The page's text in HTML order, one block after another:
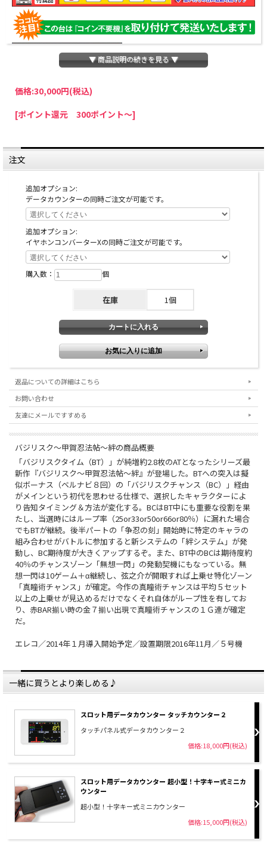
パチスロわっしょいでは、全ての台に「コイン不要機」を無料で取り付けて発送さ
せていただいております。コイン不要機をご利用になられますと、コインが必要な
ていただきましたら、ご注文価格より2000円引きいたします。
※在庫切れの台でも入荷している場合がありますので、電話かメールにてお問い合
わせ下さい。
訳あり詳細
・こちらの商品はウーファー基盤不良のため、ウーフ
ァーからの音声出力が行えません。メインスピーカー
からの出力は問題なく遊技に支障はございませんが、
保証対象外となりますのでご了承の上ご購入をお願い
致します。ウーファー本体は取り外した状態での出荷
となります。
・トップランプの天面の一部にメッキ剥げがございま
注意事項
※こちらの台は、経年劣化により、リールの塗装が剥
げやすくなっております。補修などができないため、
ご納得いただける方のみご注文を承ります。
※経年劣化により短時間の電源オフでバックアップエ
ラー(rr)が発生する可能性がございますが、こちらは
保証対象外となりますので予めご了承ください。
※本機はメンテナンスに長めの日数をいただく場合が
ございます。5営業日以内の発送やお届け希望日に沿
えない場合がございますのでお急ぎの方はご注意くだ
さい。
▼ 商品説明の続きを見る ▼
価格:30,000円(税込)
[ポイント還元 300ポイント～]
注文
追加オプション:
データカウンターの同時ご注文が可能です。
追加オプション:
イヤホンコンバーターXの同時ご注文が可能です。
購入数： 個
在庫 1個
返品についての詳細はこちら
お問い合わせ
友達にメールですすめる
バジリスク～甲賀忍法帖～絆の商品概要
「バジリスクタイム（BT）」が純増約2.8枚のATとなったシリーズ最
新作『バジリスク～甲賀忍法帖～絆』が登場した。BTへの突入は擬
似ボーナス（ベルナビ８回）の「バジリスクチャンス（BC）」経由
がメインという初代を思わせる仕様で、選択したキャラクターによ
り告知タイミング＆方法が変化する。BCはBT中にも重要な役割を果
たし、当選時にはループ率（25or33or50or66or80％）に漏れた場合
でもBTが継続。後半パートの「争忍の刻」開始時に特定のキャラの
組み合わせがバトルに参加すると新システムの「絆システム」が発
動し、BC期待度が大きくアップするぞ。また、BT中のBCは期待度約
40％のチャンスゾーン「無想一閃」の発動契機にもなっている。無
想一閃は10ゲーム＋α継続し、弦之介が開眼すれば上乗せ特化ゾーン
「真瞳術チャンス」が確定。今作の真瞳術チャンスは平均５セット
以上の上乗せが見込めるだけでなくそれ自体がループ性を有してお
り、赤BAR揃い時の金７揃い出現で真瞳術チャンスの１Ｇ連が確定
だ。
エレコ／2014年１月導入開始予定／設置期限2016年11月／５号機
一緒に買うとより楽しめる♪
スロット用データカウンター タッチカウンター２
タッチパネル式データカウンター２
価格:18,000円(税込)
スロット用データカウンター 超小型！十字キー式ミニカ
ウンター
超小型！十字キー式ミニカウンター
価格:15,000円(税込)